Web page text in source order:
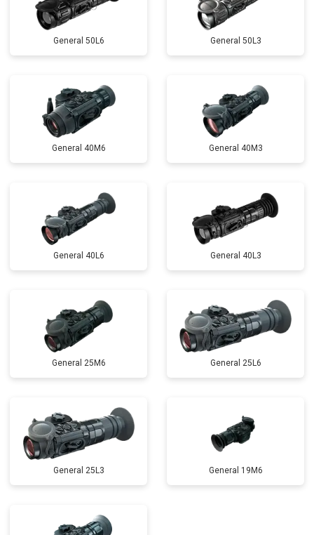
General 50L6 General 50L3
General 40M6 General 40M3
General 40L6 General 40L3
General 25M6 General 25L6
General 25L3 General 19M6